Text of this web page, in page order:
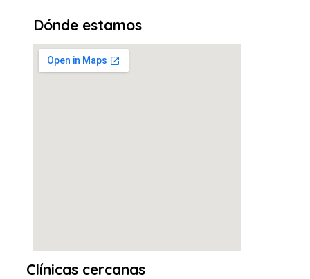
Dónde estamos
Clínicas cercanas